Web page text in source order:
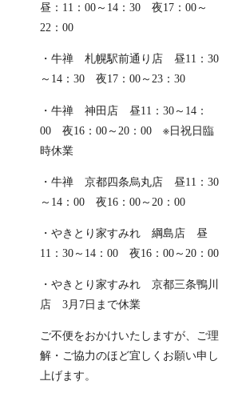
昼：11：00～14：30 夜17：00～
22：00
・牛禅 札幌駅前通り店 昼11：30
～14：30 夜17：00～23：30
・牛禅 神田店 昼11：30～14：
00 夜16：00～20：00 ※日祝日臨
時休業
・牛禅 京都四条烏丸店 昼11：30
～14：00 夜16：00～20：00
・やきとり家すみれ 綱島店 昼
11：30～14：00 夜16：00～20：00
・やきとり家すみれ 京都三条鴨川
店 3月7日まで休業
ご不便をおかけいたしますが、ご理
解・ご協力のほど宜しくお願い申し
上げます。